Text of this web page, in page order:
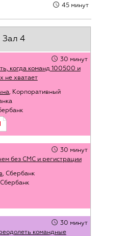
45 минут
Зал 4
30 минут
когда команд 100500 и
не хватает
, Корпоративный
30 минут
без СМС и регистрации
, Сбербанк
30 минут
командные